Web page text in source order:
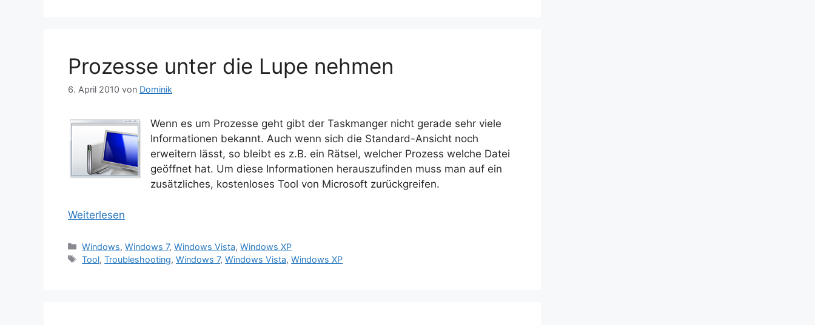
Prozesse unter die Lupe nehmen
6. April 2010 von Dominik
Wenn es um Prozesse geht gibt der Taskmanger nicht gerade sehr viele
Informationen bekannt. Auch wenn sich die Standard-Ansicht noch
erweitern lässt, so bleibt es z.B. ein Rätsel, welcher Prozess welche Datei
geöffnet hat. Um diese Informationen herauszufinden muss man auf ein
zusätzliches, kostenloses Tool von Microsoft zurückgreifen.
Weiterlesen
Kategorien
Windows,Windows 7,Windows Vista,Windows XP
Schlagwörter
Tool,Troubleshooting,Windows 7,Windows Vista,Windows XP